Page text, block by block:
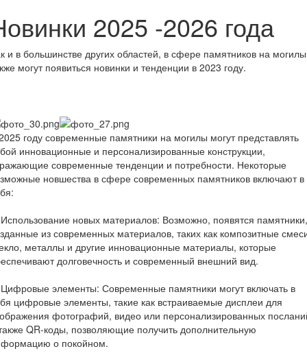
2025 -2026 года
и в большинстве других областей, в сфере памятников на могилы
могут появиться новинки и тенденции в 2023 году.
году современные памятники на могилы могут представлять
инновационные и персонализированные конструкции,
современные тенденции и потребности. Некоторые
новшества в сфере современных памятников включают в
новых материалов: Возможно, появятся памятники,
из современных материалов, таких как композитные
металлы и другие инновационные материалы, которые
долговечность и современный внешний вид.
элементы: Современные памятники могут включать в
цифровые элементы, такие как встраиваемые дисплеи для
фотографий, видео или персонализированных
QR-коды, позволяющие получить дополнительную
о покойном.